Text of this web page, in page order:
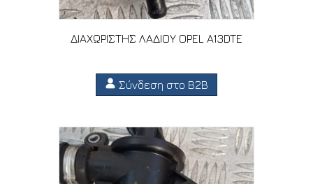
ΔΙΑΧΩΡΙΣΤΗΣ ΛΑΔΙΟΥ OPEL A13DTE
Σύνδεση στο B2B